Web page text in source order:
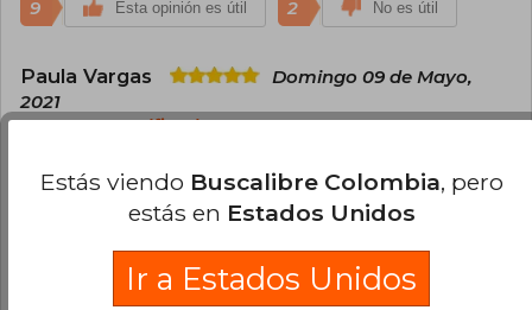
9 Esta opinión es útil 2 No es útil
Paula Vargas
Domingo 09 de Mayo,
2021
Compra Verificada
Esta opinión es útil 0 No es útil
Cargar más opiniones del libro
Estás viendo Buscalibre Colombia, pero
estás en Estados Unidos
Ir a Estados Unidos